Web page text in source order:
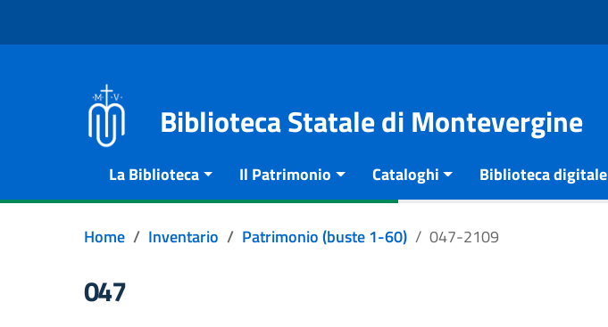
Biblioteca Statale di Montevergine
La Biblioteca Il Patrimonio Cataloghi Biblioteca digitale
Home Inventario Patrimonio (buste 1-60) 047-2109
047